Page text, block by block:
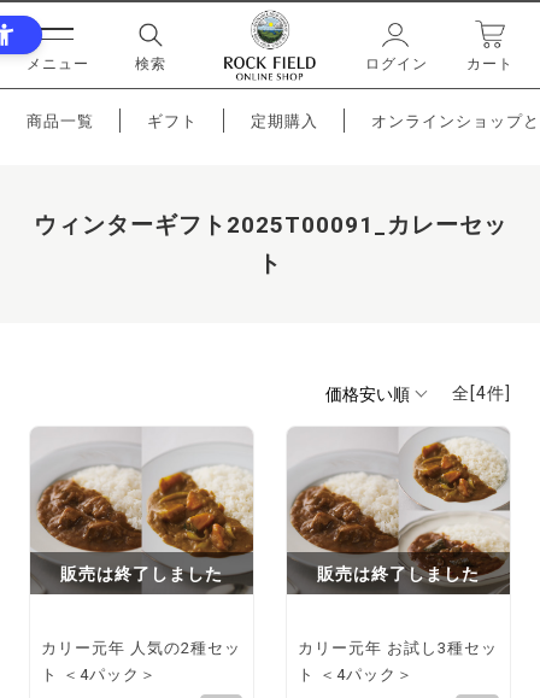
メニュー 検索 ログイン カート
商品一覧 ギフト 定期購入 オンラインショップ
ウィンターギフト2025T00091_カレーセッ
ト
全[4件]
販売は終了しました
カリー元年 人気の2種セッ
ト ＜4パック＞
販売は終了しました
カリー元年 お試し3種セッ
ト ＜4パック＞